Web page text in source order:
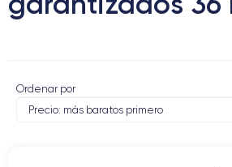
Ordenar por